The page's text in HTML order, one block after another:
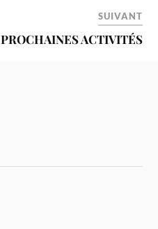
SUIVANT
PROCHAINES ACTIVITÉS